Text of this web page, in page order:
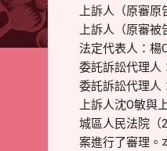
上訴人（原審
上訴人（原審
法定代表人：楊
委託訴訟代理人
委託訴訟代理人
上訴人沈O敏
城區人民法院（
案進行了審理。